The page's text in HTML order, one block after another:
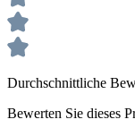
Durchschnittliche
Bewerten Sie dieses